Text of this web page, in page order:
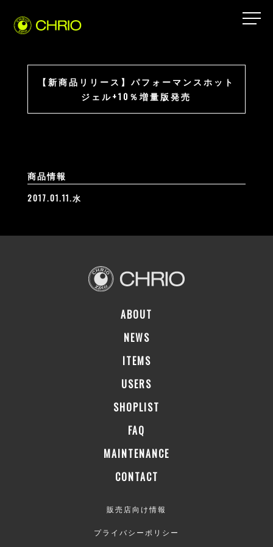
【新商品リリース】パフォーマンスホット
ジェル+10％増量版発売
商品情報
2017.01.11.水
ABOUT
NEWS
ITEMS
USERS
SHOPLIST
FAQ
MAINTENANCE
CONTACT
販売店向け情報
プライバシーポリシー